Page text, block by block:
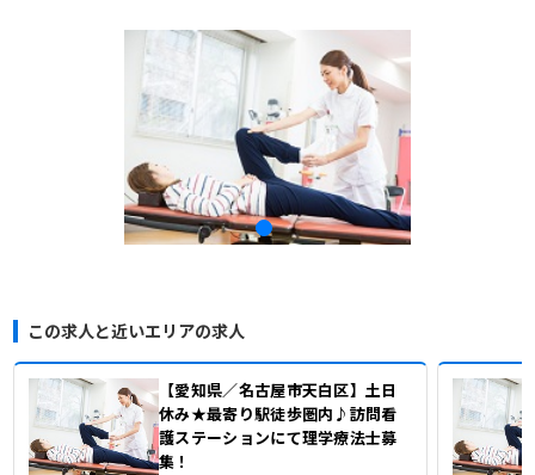
この求人と近いエリアの求人
【愛知県／名古屋市天白区】土日
休み★最寄り駅徒歩圏内♪訪問看
護ステーションにて理学療法士募
集！